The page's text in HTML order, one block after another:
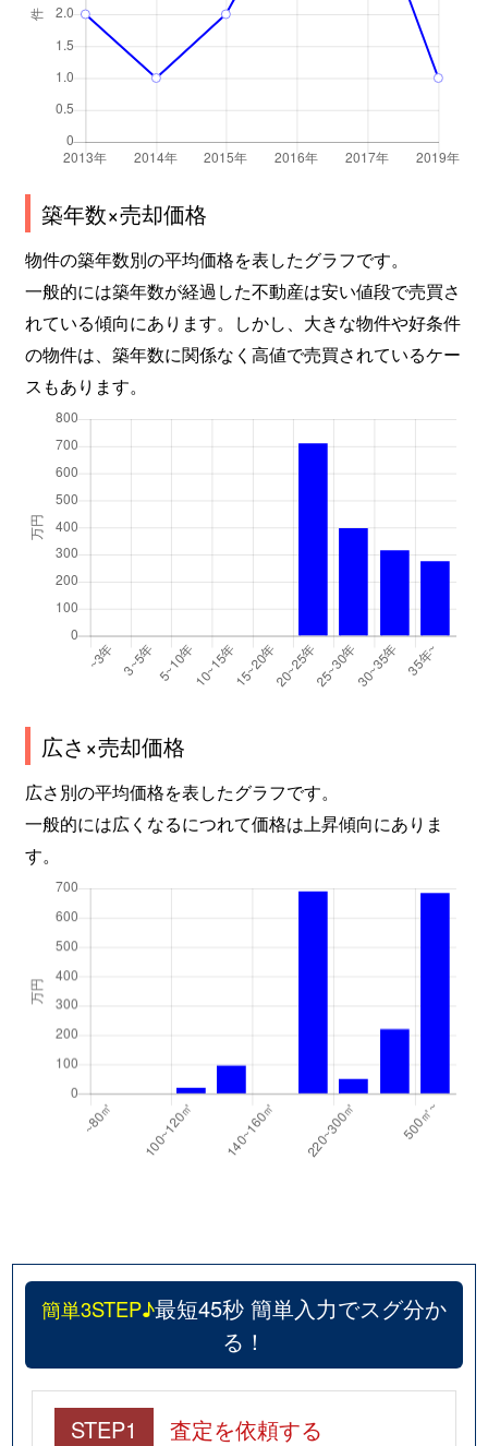
築年数×売却価格
物件の築年数別の平均価格を表したグラフです。
一般的には築年数が経過した不動産は安い値段で売買さ
れている傾向にあります。しかし、大きな物件や好条件
の物件は、築年数に関係なく高値で売買されているケー
スもあります。
広さ×売却価格
広さ別の平均価格を表したグラフです。
一般的には広くなるにつれて価格は上昇傾向にありま
す。
簡単3STEP♪最短45秒 簡単入力でスグ分か
る！
STEP1 査定を依頼する